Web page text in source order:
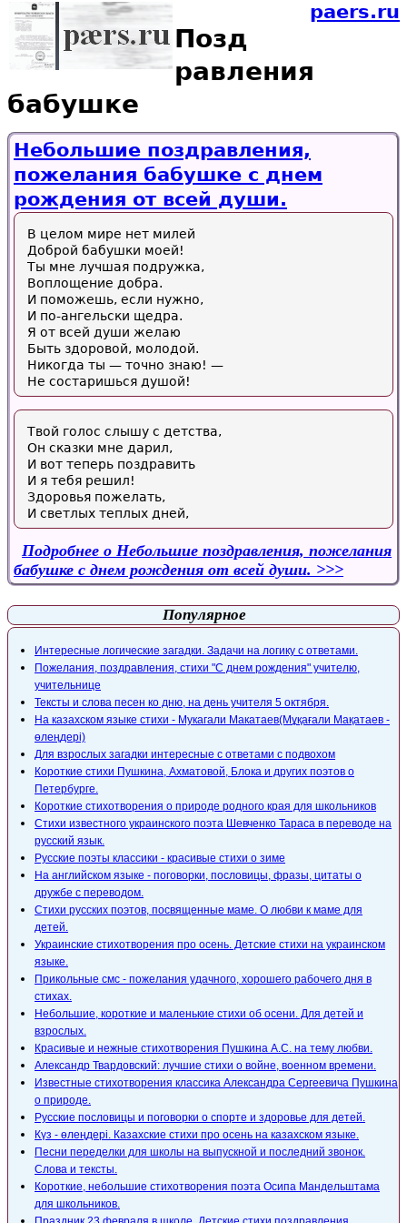
paers.ru
Позд
равления
бабушке
Небольшие поздравления,
пожелания бабушке с днем
рождения от всей души.
В целом мире нет милей
Доброй бабушки моей!
Ты мне лучшая подружка,
Воплощение добра.
И поможешь, если нужно,
И по-ангельски щедра.
Я от всей души желаю
Быть здоровой, молодой.
Никогда ты — точно знаю! —
Не состаришься душой!
Твой голос слышу с детства,
Он сказки мне дарил,
И вот теперь поздравить
И я тебя решил!
Здоровья пожелать,
И светлых теплых дней,
Подробнее о Небольшие поздравления, пожелания
бабушке с днем рождения от всей души.
Популярное
Интересные логические загадки. Задачи на логику с ответами.
Пожелания, поздравления, стихи "С днем рождения" учителю,
учительнице
Тексты и слова песен ко дню, на день учителя 5 октября.
На казахском языке стихи - Мукагали Макатаев(Мұқағали Мақатаев -
өлеңдері)
Для взрослых загадки интересные с ответами с подвохом
Короткие стихи Пушкина, Ахматовой, Блока и других поэтов о
Петербурге.
Короткие стихотворения о природе родного края для школьников
Стихи известного украинского поэта Шевченко Тараса в переводе на
русский язык.
Русские поэты классики - красивые стихи о зиме
На английском языке - поговорки, пословицы, фразы, цитаты о
дружбе с переводом.
Стихи русских поэтов, посвященные маме. О любви к маме для
детей.
Украинские стихотворения про осень. Детские стихи на украинском
языке.
Прикольные смс - пожелания удачного, хорошего рабочего дня в
стихах.
Небольшие, короткие и маленькие стихи об осени. Для детей и
взрослых.
Красивые и нежные стихотворения Пушкина А.С. на тему любви.
Александр Твардовский: лучшие стихи о войне, военном времени.
Известные стихотворения классика Александра Сергеевича Пушкина
о природе.
Русские пословицы и поговорки о спорте и здоровье для детей.
Күз - өлеңдері. Казахские стихи про осень на казахском языке.
Песни переделки для школы на выпускной и последний звонок.
Слова и тексты.
Короткие, небольшие стихотворения поэта Осипа Мандельштама
для школьников.